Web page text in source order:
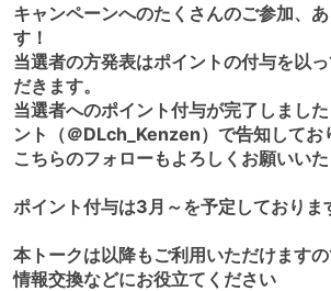
キャンペーンへのたくさんのご参加、
す！
当選者の方発表はポイントの付与を以
だきます。
当選者へのポイント付与が完了しまし
ント（＠DLch_Kenzen）で告知してお
こちらのフォローもよろしくお願いいた
ポイント付与は3月～を予定しておりま
本トークは以降もご利用いただけます
情報交換などにお役立てください